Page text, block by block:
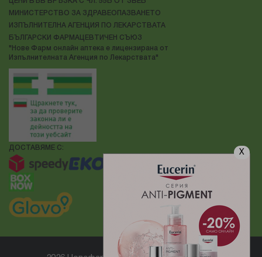
X
МИНИСТЕРСТВО ЗА ЗДРАВЕОПАЗВАНЕТО
ИЗПЪЛНИТЕЛНА АГЕНЦИЯ ПО ЛЕКАРСТВАТА
БЪЛГАРСКИ ФАРМАЦЕВТИЧЕН СЪЮЗ
"Нове Фарм онлайн аптека е лицензирана от
Изпълнителната Агенция по Лекарствата"
ДОСТАВЯМЕ С: